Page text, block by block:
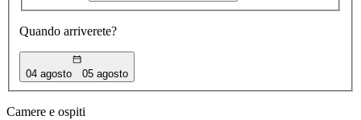
Quando arriverete?
04 agosto 05 agosto
Camere e ospiti